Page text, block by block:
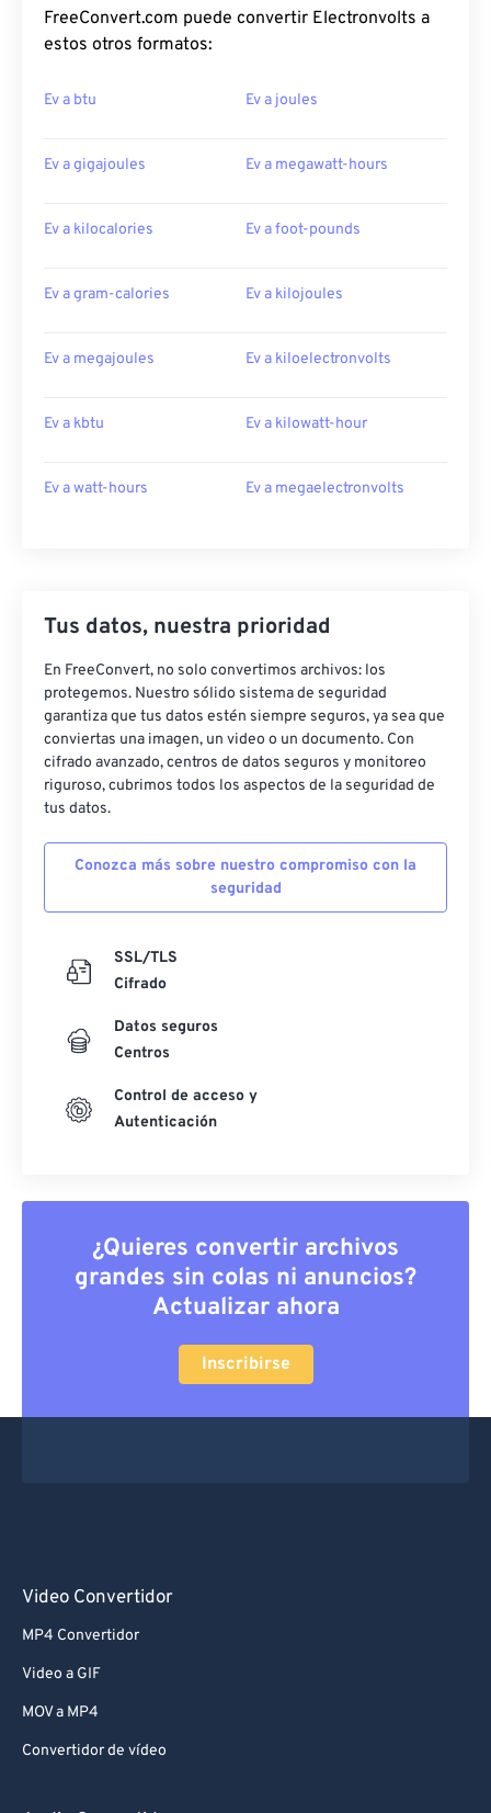
FreeConvert.com puede convertir Electronvolts a
estos otros formatos:
Ev a btu Ev a joules
Ev a gigajoules Ev a megawatt-hours
Ev a kilocalories Ev a foot-pounds
Ev a gram-calories Ev a kilojoules
Ev a megajoules Ev a kiloelectronvolts
Ev a kbtu Ev a kilowatt-hour
Ev a watt-hours Ev a megaelectronvolts
Tus datos, nuestra prioridad
En FreeConvert, no solo convertimos archivos: los
protegemos. Nuestro sólido sistema de seguridad
garantiza que tus datos estén siempre seguros, ya sea que
conviertas una imagen, un video o un documento. Con
cifrado avanzado, centros de datos seguros y monitoreo
riguroso, cubrimos todos los aspectos de la seguridad de
tus datos.
Conozca más sobre nuestro compromiso con la
seguridad
SSL/TLS
Cifrado
Datos seguros
Centros
Control de acceso y
Autenticación
¿Quieres convertir archivos
grandes sin colas ni anuncios?
Actualizar ahora
Inscribirse
Video Convertidor
MP4 Convertidor
Video a GIF
MOV a MP4
Convertidor de vídeo